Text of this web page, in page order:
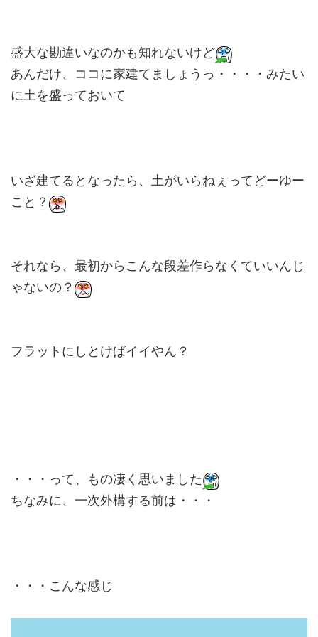
盛大な勘違いなのかも知れないけど
あんだけ、ココに家建てましょうっ・・・・みたい
に土を盛っておいて
いざ建てるとなったら、土がいらねぇってどーゆー
こと？
それなら、最初からこんな段差作らなくていいんじ
ゃないの？
フラットにしとけばイイやん？
・・・って、もの凄く思いました
ちなみに、一次外構する前は・・・
・・・こんな感じ